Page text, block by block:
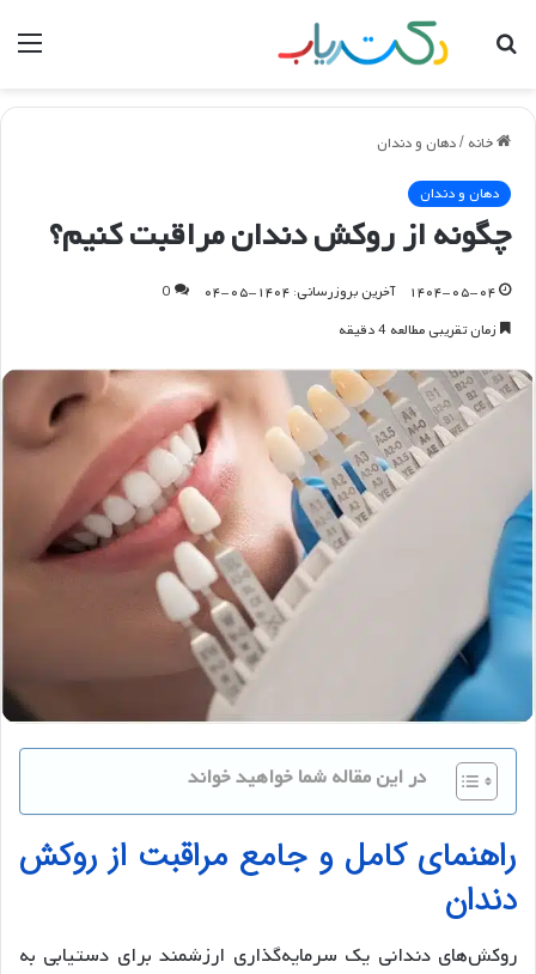
جستجو
خانه /دهان و دندان
دهان و دندان
چگونه از روکش دندان مراقبت کنیم؟
۱۴۰۴-۰۵-۰۴ آخرین بروزرسانی: ۱۴۰۴-۰۵-۰۴
0
زمان تقریبی مطالعه 4 دقیقه
در این مقاله شما خواهید خواند
راهنمای کامل و جامع مراقبت از روکش
دندان
روکش‌های دندانی یک سرمایه‌گذاری ارزشمند برای دستیابی به